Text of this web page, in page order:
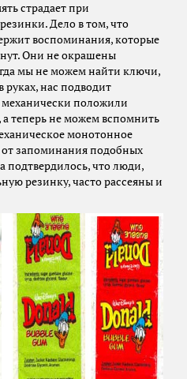
страдает при
Дело в том, что
воспоминания, которые
Они не окрашены
мы не можем найти ключи,
руках, нас подводит
положили
теперь не можем вспомнить
монотонное
от запоминания подобных
подтвердилось, что люди,
резинку, часто рассеяны и